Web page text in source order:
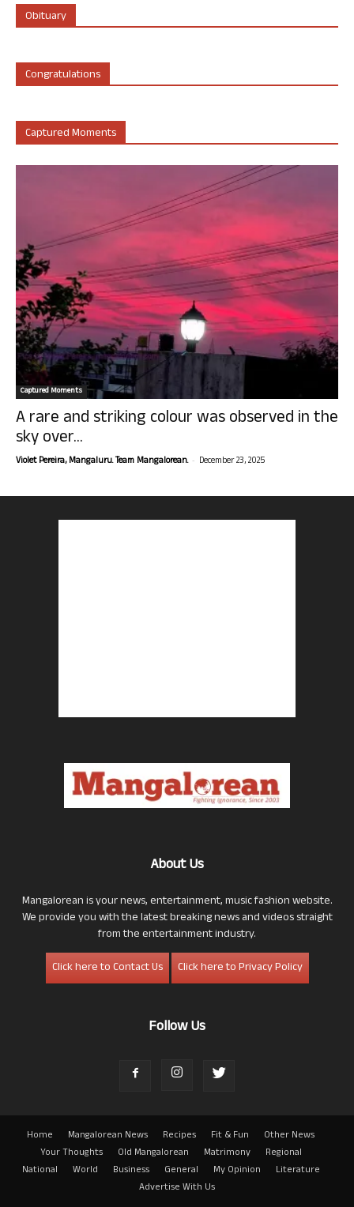
Obituary
Congratulations
Captured Moments
Captured Moments
A rare and striking colour was observed in the
sky over...
Violet Pereira, Mangaluru. Team Mangalorean. - December 23, 2025
About Us
Mangalorean is your news, entertainment, music fashion website.
We provide you with the latest breaking news and videos straight
from the entertainment industry.
Click here to Contact Us
Click here to Privacy Policy
Follow Us
Home Mangalorean News Recipes Fit & Fun
Other News
Your Thoughts
Old Mangalorean Matrimony
Regional
National
World Business General My Opinion
Literature
Advertise With Us